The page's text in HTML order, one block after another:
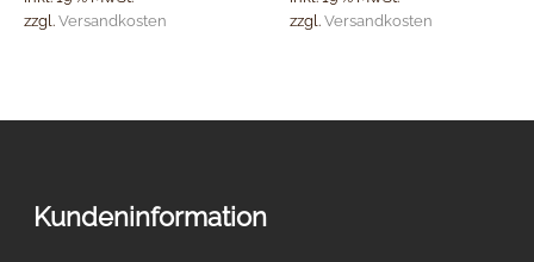
zzgl. Versandkosten
zzgl. Versandkosten
Kundeninformation